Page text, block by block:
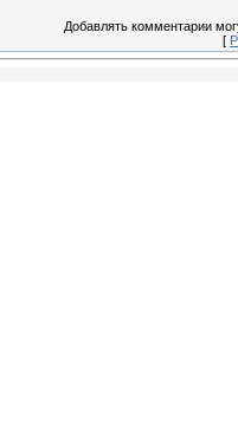
Добавлять комментарии
[